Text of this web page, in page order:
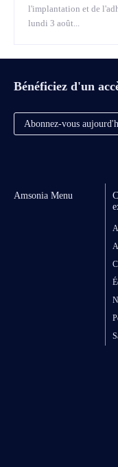
l'implantation et de
lundi 3 août...
Bénéficiez d'un
Abonnez-vous
Amsonia Menu